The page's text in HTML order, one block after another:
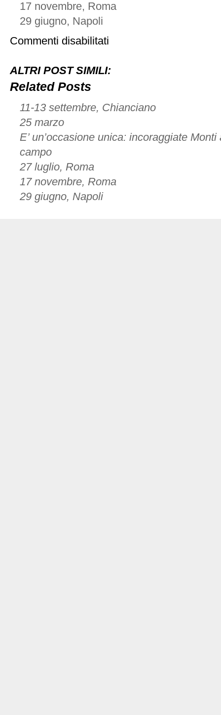
17 novembre, Roma
29 giugno, Napoli
Commenti disabilitati
ALTRI POST SIMILI:
Related Posts
11-13 settembre, Chianciano
25 marzo
E’ un’occasione unica: incoraggiate
campo
27 luglio, Roma
17 novembre, Roma
29 giugno, Napoli